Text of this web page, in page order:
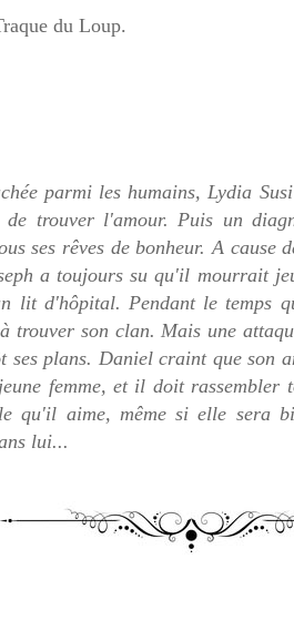
du Loup.
parmi les humains, Lydia
trouver l'amour. Puis un
ses rêves de bonheur. A cause
a toujours su qu'il mourrait
lit d'hôpital. Pendant le temps
trouver son clan. Mais une
ses plans. Daniel craint que son
femme, et il doit rassembler
qu'il aime, même si elle sera
lui...